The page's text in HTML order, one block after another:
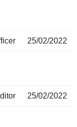
25/02/2022
25/02/2022